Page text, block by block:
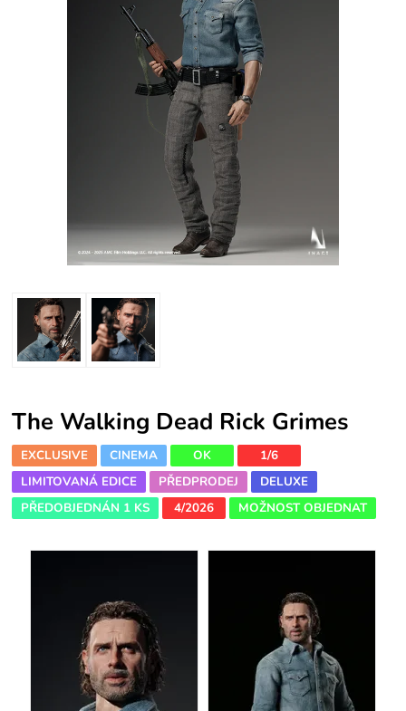
The Walking Dead Rick Grimes
EXCLUSIVE CINEMA OK
1/6
LIMITOVANÁ EDICE
PŘEDPRODEJ
DELUXE
PŘEDOBJEDNÁN 1 KS
4/2026 MOŽNOST OBJEDNAT